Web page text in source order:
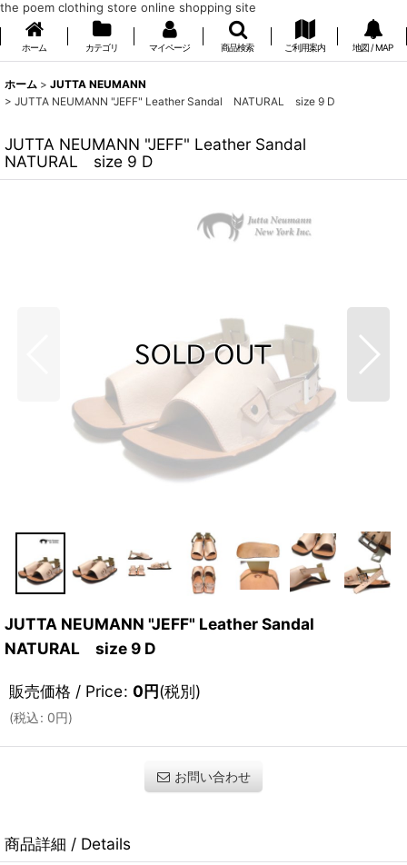
the poem clothing store online shopping site
ホーム カテゴリ マイページ 商品検索 ご利用案内 地図 / MAP
ホーム > JUTTA NEUMANN
> JUTTA NEUMANN "JEFF" Leather Sandal NATURAL size 9 D
JUTTA NEUMANN "JEFF" Leather Sandal
NATURAL size 9 D
JUTTA NEUMANN "JEFF" Leather Sandal
NATURAL size 9 D
販売価格 / Price: 0円(税別)
(税込: 0円)
お問い合わせ
商品詳細 / Details